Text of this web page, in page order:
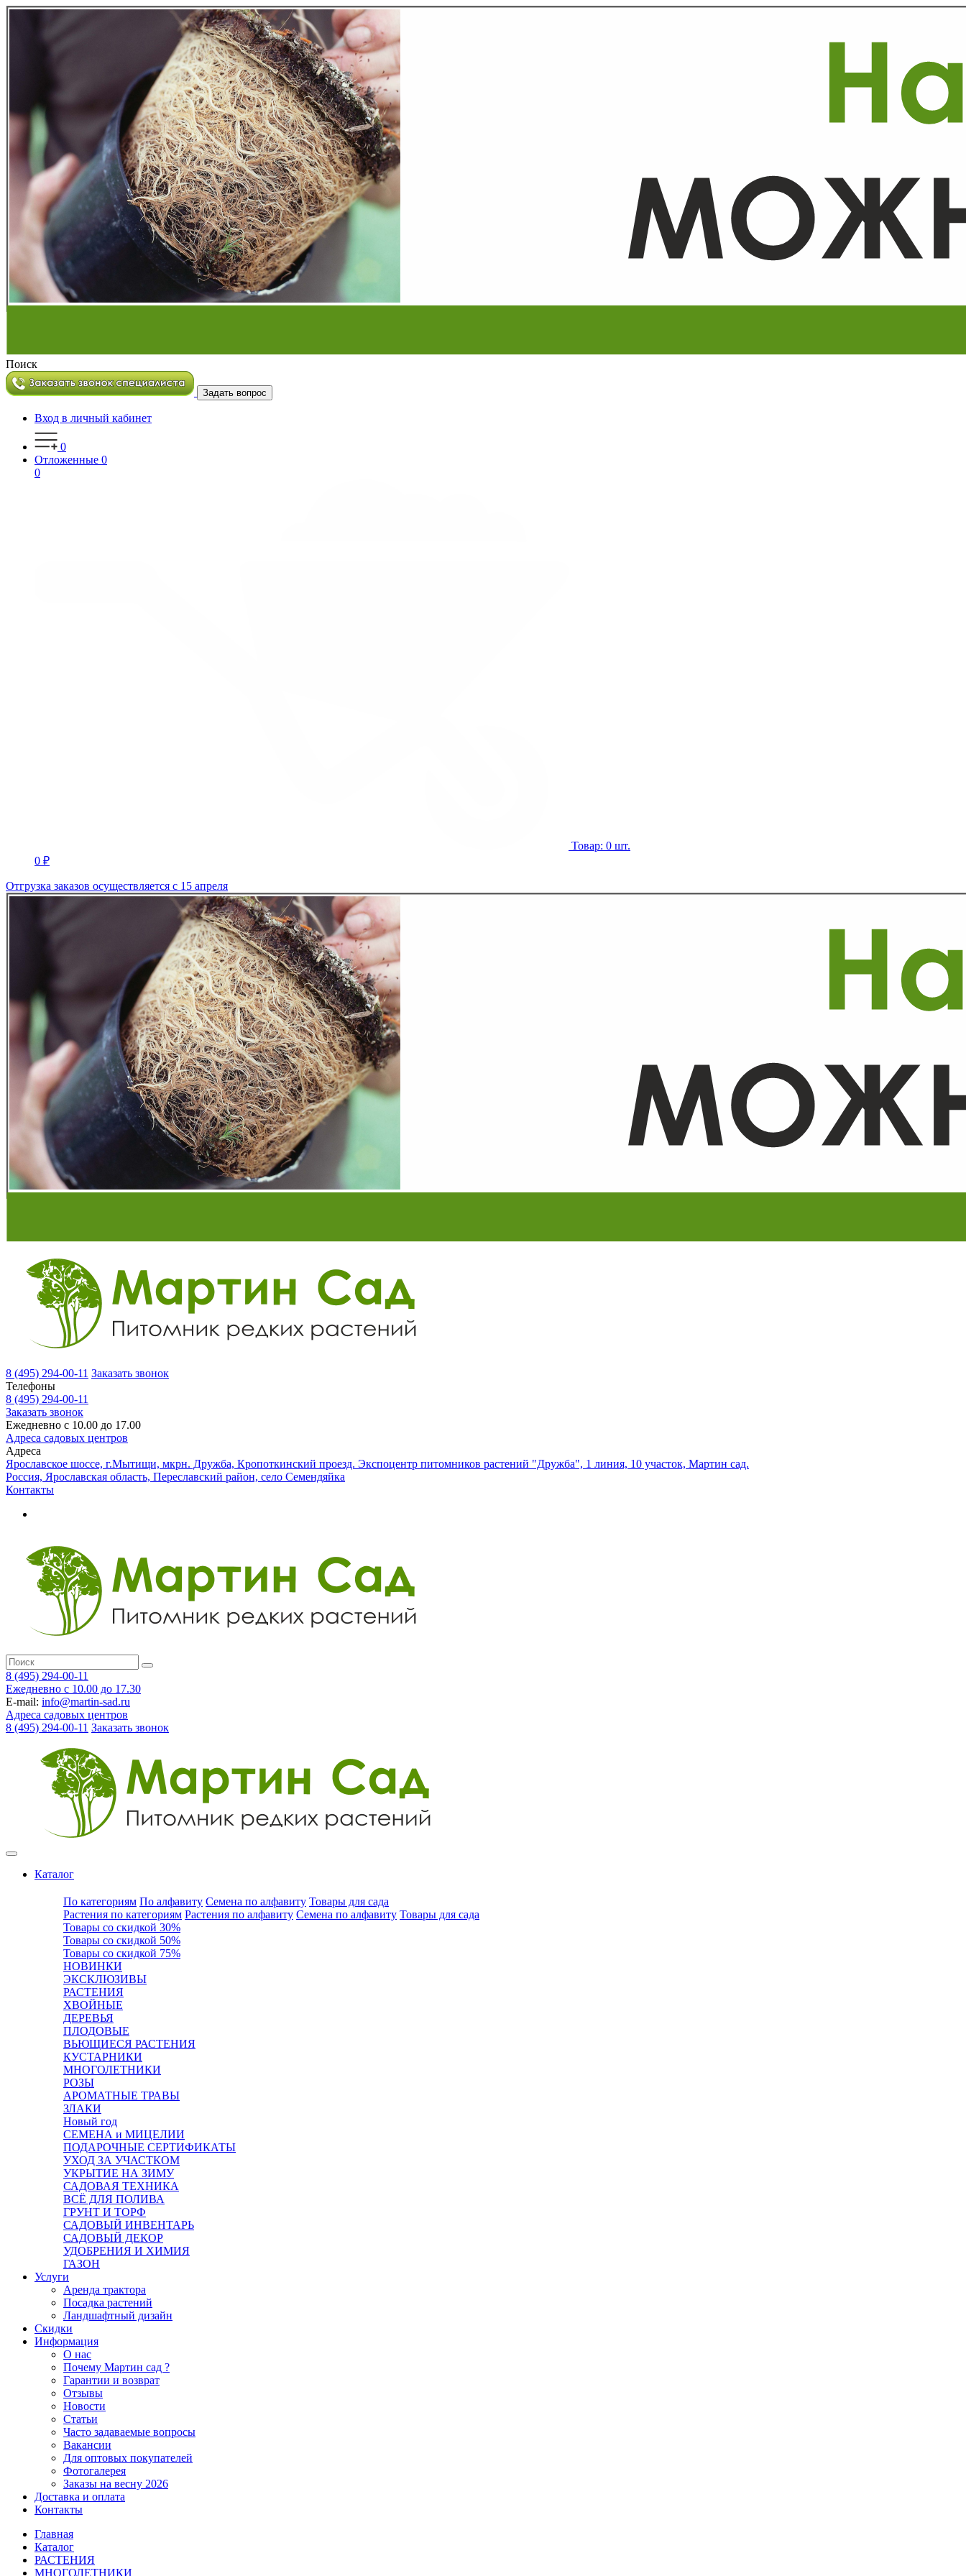
Поиск
Задать вопрос
Вход в личный кабинет
0
Отложенные 0
0
Товар: 0 шт.
0 ₽
Отгрузка заказов осуществляется с 15 апреля
8 (495) 294-00-11 Заказать звонок
Телефоны
8 (495) 294-00-11
Заказать звонок
Ежедневно с 10.00 до 17.00
Адреса садовых центров
Адреса
Ярославское шоссе, г.Мытищи, мкрн. Дружба, Кропоткинский проезд. Экспоцентр питомников растений "Дружба", 1 линия, 10 участок, Мартин сад.
Россия, Ярославская область, Переславский район, село Семендяйка
Контакты
8 (495) 294-00-11
Ежедневно с 10.00 до 17.30
E-mail: info@martin-sad.ru
Адреса садовых центров
8 (495) 294-00-11 Заказать звонок
Каталог
По категориям По алфавиту Семена по алфавиту Товары для сада
Растения по категориям Растения по алфавиту Семена по алфавиту Товары для сада
Товары со скидкой 30%
Товары со скидкой 50%
Товары со скидкой 75%
НОВИНКИ
ЭКСКЛЮЗИВЫ
РАСТЕНИЯ
ХВОЙНЫЕ
ДЕРЕВЬЯ
ПЛОДОВЫЕ
ВЬЮЩИЕСЯ РАСТЕНИЯ
КУСТАРНИКИ
МНОГОЛЕТНИКИ
РОЗЫ
АРОМАТНЫЕ ТРАВЫ
ЗЛАКИ
Новый год
СЕМЕНА и МИЦЕЛИИ
ПОДАРОЧНЫЕ СЕРТИФИКАТЫ
УХОД ЗА УЧАСТКОМ
УКРЫТИЕ НА ЗИМУ
САДОВАЯ ТЕХНИКА
ВСЁ ДЛЯ ПОЛИВА
ГРУНТ И ТОРФ
САДОВЫЙ ИНВЕНТАРЬ
САДОВЫЙ ДЕКОР
УДОБРЕНИЯ И ХИМИЯ
ГАЗОН
Услуги
Аренда трактора
Посадка растений
Ландшафтный дизайн
Скидки
Информация
О нас
Почему Мартин сад ?
Гарантии и возврат
Отзывы
Новости
Статьи
Часто задаваемые вопросы
Вакансии
Для оптовых покупателей
Фотогалерея
Заказы на весну 2026
Доставка и оплата
Контакты
Главная
Каталог
РАСТЕНИЯ
МНОГОЛЕТНИКИ